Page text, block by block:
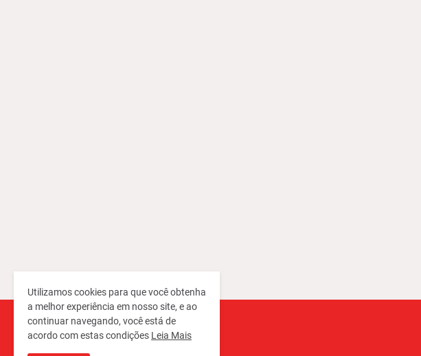
Utilizamos cookies para que você obtenha
a melhor experiência em nosso site, e ao
continuar navegando, você está de
acordo com estas condições Leia Mais